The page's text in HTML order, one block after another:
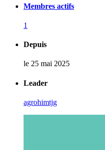
Membres actifs
1
Depuis
le 25 mai 2025
Leader
agrohimtjg